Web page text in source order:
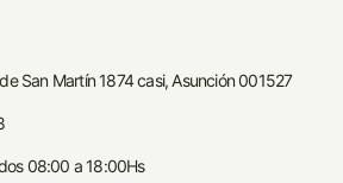
San Martín 1874 casi, Asunción 001527
08:00 a 18:00Hs